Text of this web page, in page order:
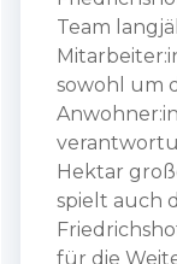
Team
sowohl um
Hektar
spielt auch
für die